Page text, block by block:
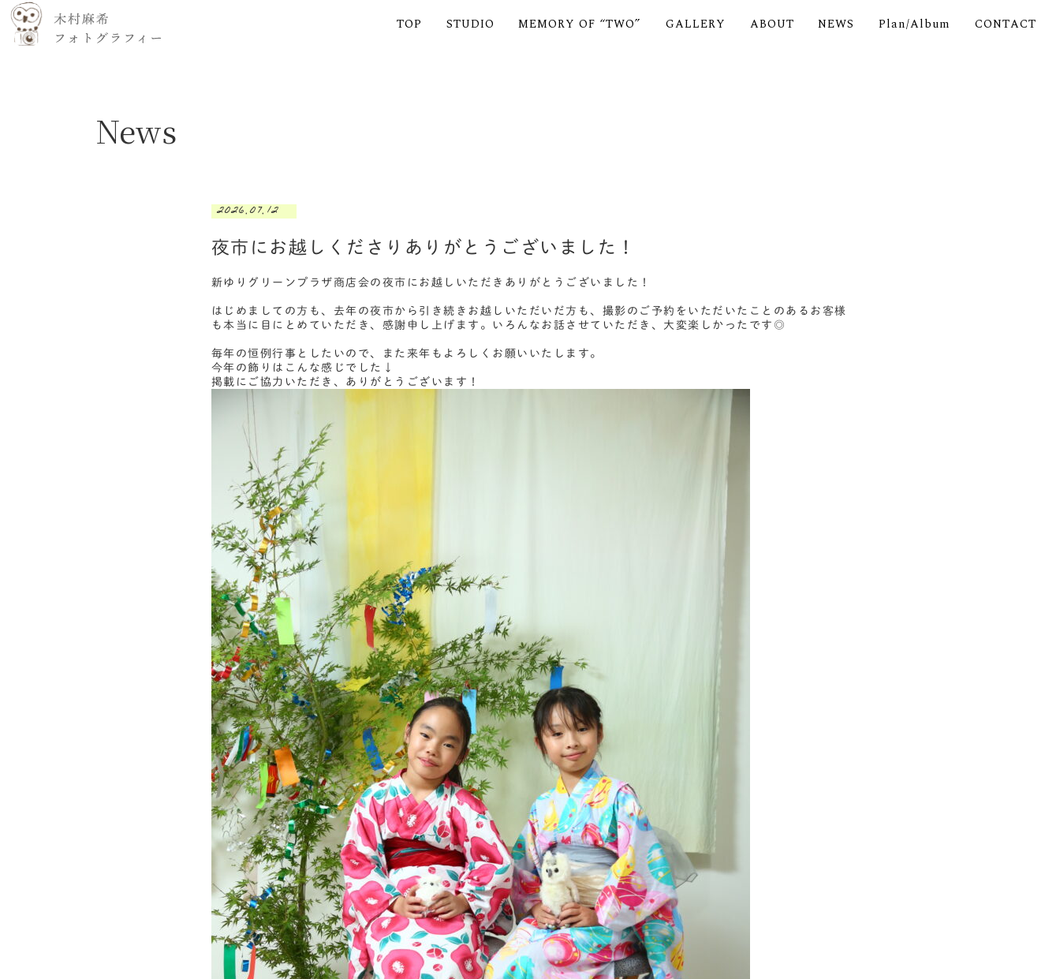
TOP STUDIO MEMORY OF “TWO” GALLERY ABOUT NEWS Plan/Album CONTACT
News
2026.07.12
夜市にお越しくださりありがとうございました！
新ゆりグリーンプラザ商店会の夜市にお越しいただきありがとうございました！
はじめましての方も、去年の夜市から引き続きお越しいただいだ方も、撮影のご予約をいただいたことのあるお客様
も本当に目にとめていただき、感謝申し上げます。いろんなお話させていただき、大変楽しかったです◎
毎年の恒例行事としたいので、また来年もよろしくお願いいたします。
今年の飾りはこんな感じでした↓
掲載にご協力いただき、ありがとうございます！